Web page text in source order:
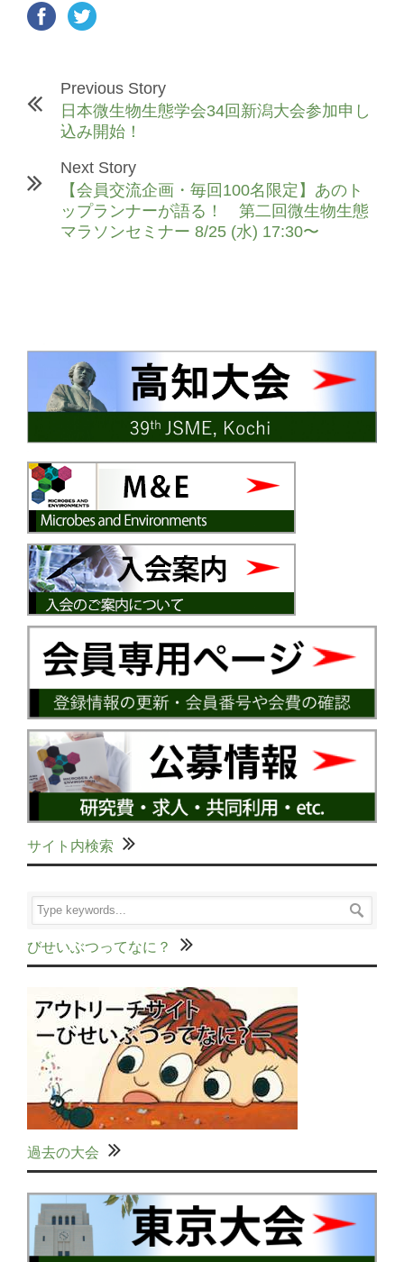
Previous Story
日本微生物生態学会34回新潟大会参加申し
込み開始！
Next Story
【会員交流企画・毎回100名限定】あのト
ップランナーが語る！ 第二回微生物生態
マラソンセミナー 8/25 (水) 17:30〜
サイト内検索
びせいぶつってなに？
過去の大会